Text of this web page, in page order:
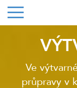
Ve
průpravy v